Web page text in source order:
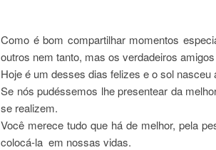
Como é bom compartilhar momentos
outros nem tanto, mas os verdadeiros
Hoje é um desses dias felizes e o sol
Se nós pudéssemos lhe presentear da
se realizem.
Você merece tudo que há de melhor, pela
colocá-la em nossas vidas.